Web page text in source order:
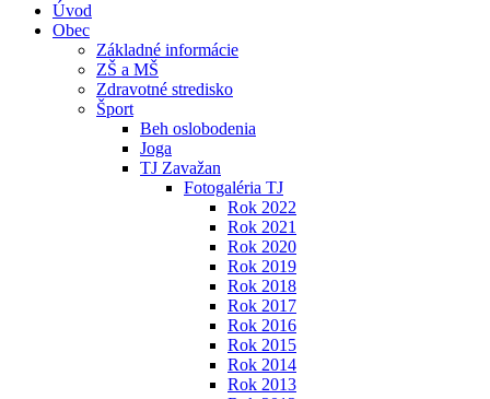
Úvod
Obec
Základné informácie
ZŠ a MŠ
Zdravotné stredisko
Šport
Beh oslobodenia
Joga
TJ Zavažan
Fotogaléria TJ
Rok 2022
Rok 2021
Rok 2020
Rok 2019
Rok 2018
Rok 2017
Rok 2016
Rok 2015
Rok 2014
Rok 2013